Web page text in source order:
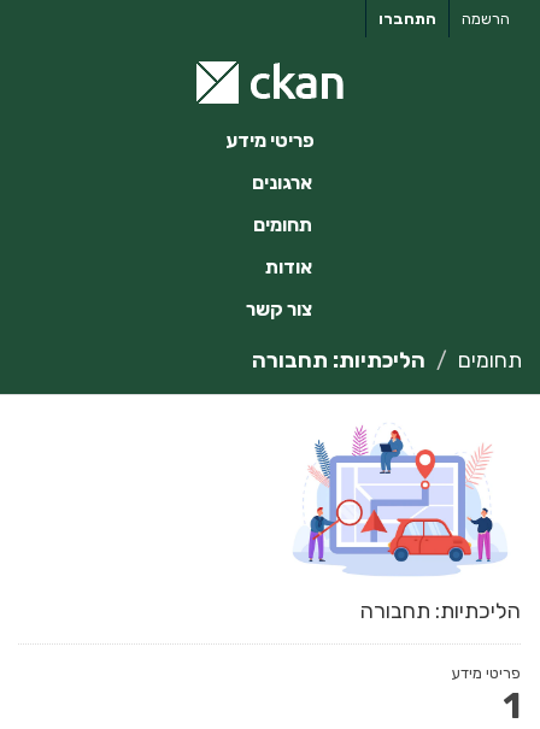
התחברו הרשמה
פריטי מידע
ארגונים
תחומים
אודות
צור קשר
תחומים הליכתיות: תחבורה
הליכתיות: תחבורה
פריטי מידע
1